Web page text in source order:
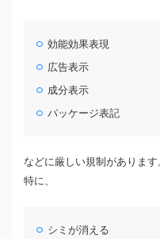
効能効果表現
広告表示
成分表示
パッケージ表記
などに厳しい規制があります
特に、
シミが消える